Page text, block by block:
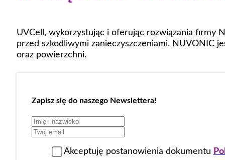
UVCell, wykorzystując i oferując rozwiązania firmy
przed szkodliwymi zanieczyszczeniami. NUVONIC
oraz powierzchni.
Zapisz się do naszego Newslettera!
Akceptuję postanowienia dokumentu